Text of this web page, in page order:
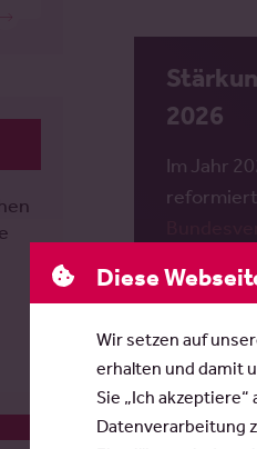
2026
Im Jahr
Diese
Wir setzen auf
erhalten und damit
Sie „Ich
Datenverarbeitung